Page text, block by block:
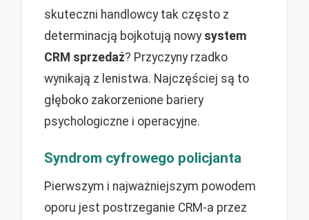
skuteczni handlowcy tak często z
determinacją bojkotują nowy system
CRM sprzedaż? Przyczyny rzadko
wynikają z lenistwa. Najczęściej są to
głęboko zakorzenione bariery
psychologiczne i operacyjne.
Syndrom cyfrowego policjanta
Pierwszym i najważniejszym powodem
oporu jest postrzeganie CRM-a przez